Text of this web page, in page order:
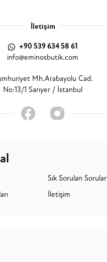
İletişim
+90 539 634 58 61
info@eminosbutik.com
Mh.Arabayolu Cad.
No:13/1 Sarıyer / İstanbul
Sık Sorulan Sorular
İletişim